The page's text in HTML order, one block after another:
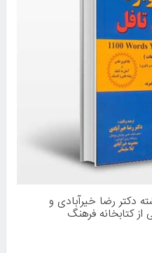
نوشته دکتر رضا خیرآبادی و
کتابخانه فرهنگ